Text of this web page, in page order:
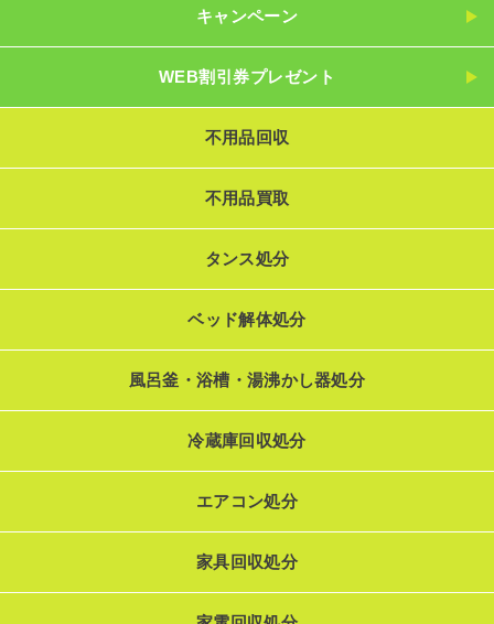
キャンペーン
WEB割引券プレゼント
不用品回収
不用品買取
タンス処分
ベッド解体処分
風呂釜・浴槽・湯沸かし器処分
冷蔵庫回収処分
エアコン処分
家具回収処分